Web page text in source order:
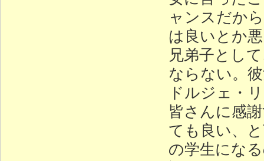
ャンスだか
は良いとか
兄弟子とし
ならない。
ドルジェ・
皆さんに感
ても良い、
の学生にな